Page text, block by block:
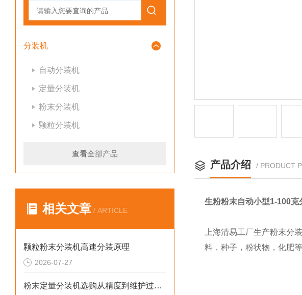
分装机
自动分装机
定量分装机
粉末分装机
颗粒分装机
查看全部产品
相关文章 / ARTICLE
颗粒粉末分装机高速分装原理
2026-07-27
粉末定量分装机选购从精度到维护过程的步骤
产品介绍 / PRODUCT
生粉粉末自动小型1-100克
上海清易工厂生产粉末分
料，种子，粉状物，化肥